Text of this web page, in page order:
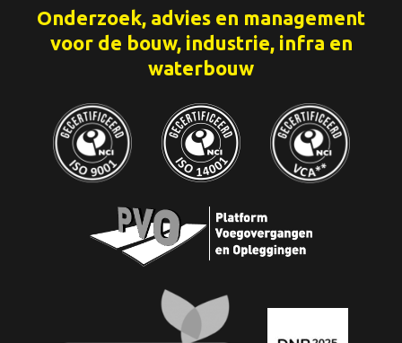
Onderzoek, advies en management
voor de bouw, industrie, infra en
waterbouw